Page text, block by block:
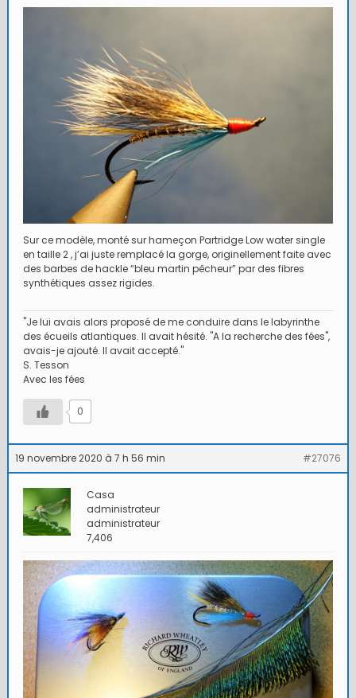
Sur ce modèle, monté sur hameçon Partridge Low water single
en taille 2 , j’ai juste remplacé la gorge, originellement faite avec
des barbes de hackle “bleu martin pêcheur” par des fibres
synthétiques assez rigides.
"Je lui avais alors proposé de me conduire dans le labyrinthe
des écueils atlantiques. Il avait hésité. "A la recherche des fées",
avais-je ajouté. Il avait accepté."
S. Tesson
Avec les fées
0
19 novembre 2020 à 7 h 56 min #27076
Casa
administrateur
administrateur
7,406